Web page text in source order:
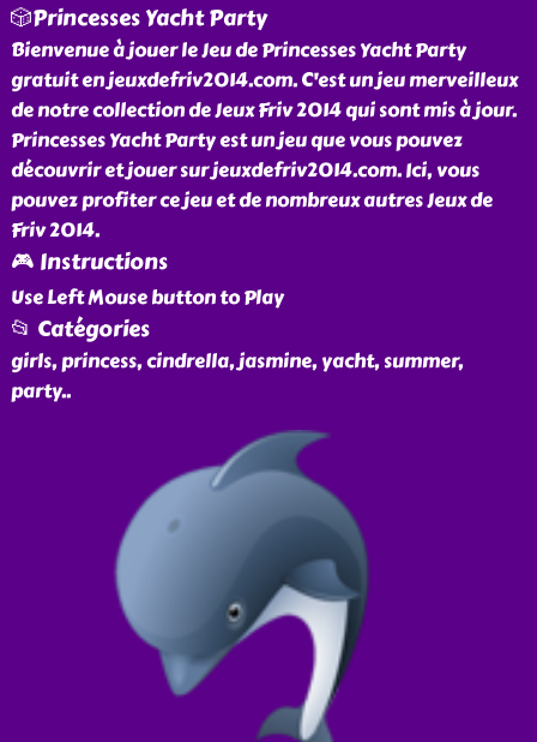
🎲Princesses Yacht Party
Bienvenue à jouer le Jeu de Princesses Yacht Party
gratuit en jeuxdefriv2014.com. C'est un jeu merveilleux
de notre collection de Jeux Friv 2014 qui sont mis à jour.
Princesses Yacht Party est un jeu que vous pouvez
découvrir et jouer sur jeuxdefriv2014.com. Ici, vous
pouvez profiter ce jeu et de nombreux autres Jeux de
Friv 2014.
🎮 Instructions
Use Left Mouse button to Play
📂 Catégories
girls, princess, cindrella, jasmine, yacht, summer,
party..